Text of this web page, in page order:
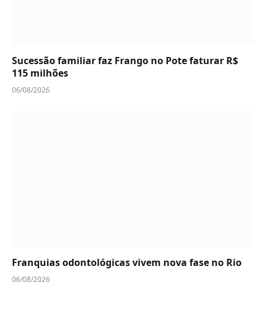
Sucessão familiar faz Frango no Pote faturar R$
115 milhões
06/08/2026
Franquias odontológicas vivem nova fase no Rio
06/08/2026